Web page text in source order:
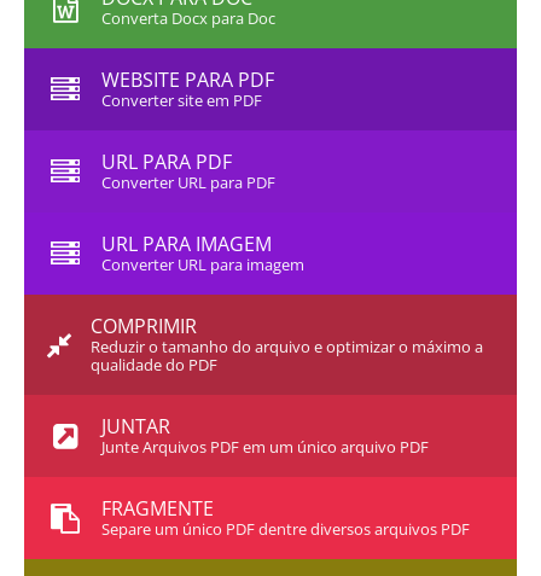
Converta Docx para Doc
WEBSITE PARA PDF
Converter site em PDF
URL PARA PDF
Converter URL para PDF
URL PARA IMAGEM
Converter URL para imagem
COMPRIMIR
Reduzir o tamanho do arquivo e optimizar o máximo a
qualidade do PDF
JUNTAR
Junte Arquivos PDF em um único arquivo PDF
FRAGMENTE
Separe um único PDF dentre diversos arquivos PDF